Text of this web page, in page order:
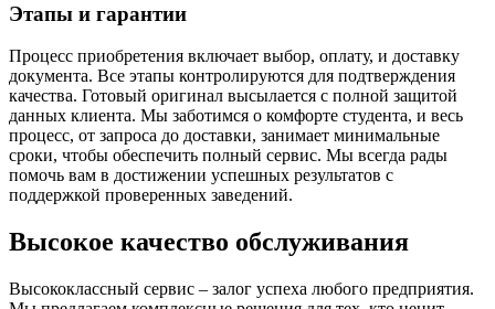
Этапы и гарантии
Процесс приобретения включает выбор, оплату, и доставку
документа. Все этапы контролируются для подтверждения
качества. Готовый оригинал высылается с полной защитой
данных клиента. Мы заботимся о комфорте студента, и весь
процесс, от запроса до доставки, занимает минимальные
сроки, чтобы обеспечить полный сервис. Мы всегда рады
помочь вам в достижении успешных результатов с
поддержкой проверенных заведений.
Высокое качество обслуживания
Высококлассный сервис – залог успеха любого предприятия.